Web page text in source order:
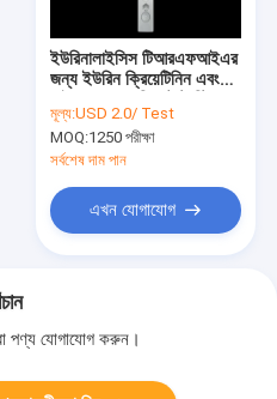
ইউরিনালাইসিস টিআরএফআইএর
জন্য ইউরিন ক্রিয়েটিনিন এবং
মূল্য:USD 2.0/ Test
MOQ:1250 পরীক্ষা
সর্বশেষ দাম পান
এখন যোগাযোগ
পণ্য যোগাযোগ করুন।